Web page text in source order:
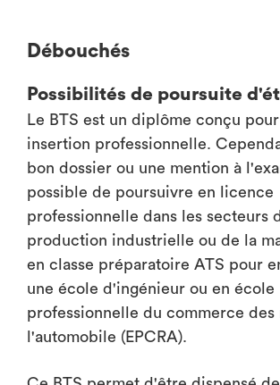
Débouchés
Possibilités de poursuite
Le BTS est un diplôme conçu
insertion professionnelle.
bon dossier ou une mention à
possible de poursuivre en licence
professionnelle dans les secteurs
production industrielle ou de la
en classe préparatoire ATS pour
une école d'ingénieur ou en école
professionnelle du commerce des
l'automobile (EPCRA).